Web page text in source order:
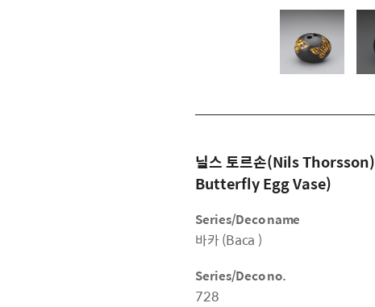
닐스 토르손(Nils Thorsson)
Butterfly Egg Vase)
Series/Deco name
바카 (Baca )
Series/Deco no.
728